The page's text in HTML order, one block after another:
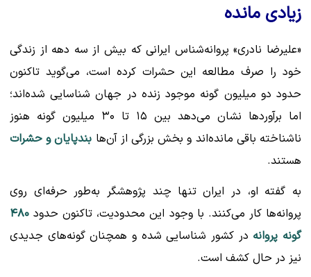
زیادی مانده
«علیرضا نادری» پروانه‌شناس ایرانی که بیش از سه دهه از زندگی
خود را صرف مطالعه این حشرات کرده است، می‌گوید تاکنون
حدود دو میلیون گونه موجود زنده در جهان شناسایی شده‌اند؛
اما برآوردها نشان می‌دهد بین ۱۵ تا ۳۰ میلیون گونه هنوز
ناشناخته باقی مانده‌اند و بخش بزرگی از آن‌ها بندپایان و حشرات
هستند.
به گفته او، در ایران تنها چند پژوهشگر به‌طور حرفه‌ای روی
پروانه‌ها کار می‌کنند. با وجود این محدودیت، تاکنون حدود ۴۸۰
گونه پروانه در کشور شناسایی شده و همچنان گونه‌های جدیدی
نیز در حال کشف است.